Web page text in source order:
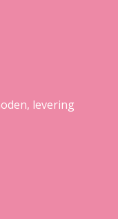
levering